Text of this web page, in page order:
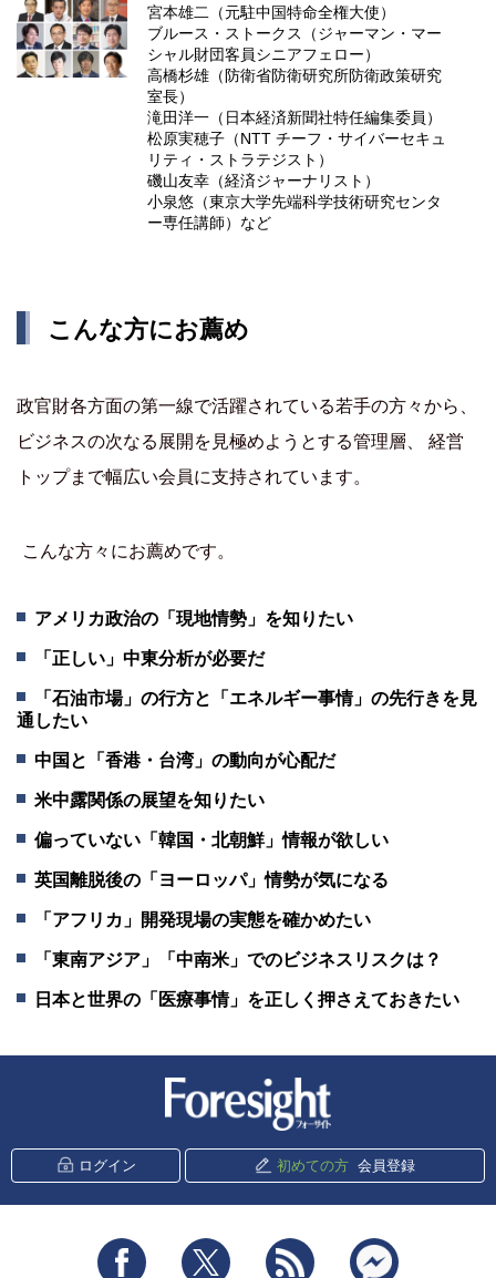
宮本雄二（元駐中国特命全権大使）
ブルース・ストークス（ジャーマン・マー
シャル財団客員シニアフェロー）
高橋杉雄（防衛省防衛研究所防衛政策研究
室長）
滝田洋一（日本経済新聞社特任編集委員）
松原実穂子（NTT チーフ・サイバーセキュ
リティ・ストラテジスト）
磯山友幸（経済ジャーナリスト）
小泉悠（東京大学先端科学技術研究センタ
ー専任講師）など
こんな方にお薦め
政官財各方面の第一線で活躍されている若手の方々から、
ビジネスの次なる展開を見極めようとする管理層、 経営
トップまで幅広い会員に支持されています。
こんな方々にお薦めです。
アメリカ政治の「現地情勢」を知りたい
「正しい」中東分析が必要だ
「石油市場」の行方と「エネルギー事情」の先行きを見
通したい
中国と「香港・台湾」の動向が心配だ
米中露関係の展望を知りたい
偏っていない「韓国・北朝鮮」情報が欲しい
英国離脱後の「ヨーロッパ」情勢が気になる
「アフリカ」開発現場の実態を確かめたい
「東南アジア」「中南米」でのビジネスリスクは？
日本と世界の「医療事情」を正しく押さえておきたい
ログイン 初めての方 会員登録
Facebook Twitter RSS